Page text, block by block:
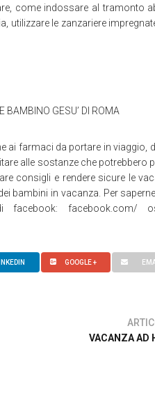
come indossare al tramonto
le zanzariere
BAMBINO GESU’ DI ROMA
ai farmaci da portare in viaggio,
alle sostanze che potrebbero
consigli e rendere sicure le
bambini in vacanza. Per
facebook: facebook.com/
GOOGLE +
VACANZA AD